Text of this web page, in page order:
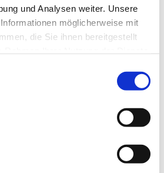
und Analysen weiter. Unsere
möglicherweise mit
die Sie ihnen bereitgestellt